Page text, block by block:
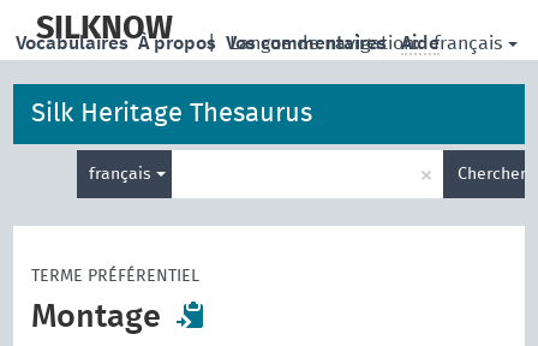
main
SILKNOW | Langue de navigation: français
Vocabulaires À propos Vos commentaires Aide
Silk Heritage Thesaurus
français
de
× Chercher
TERME PRÉFÉRENTIEL
Montage